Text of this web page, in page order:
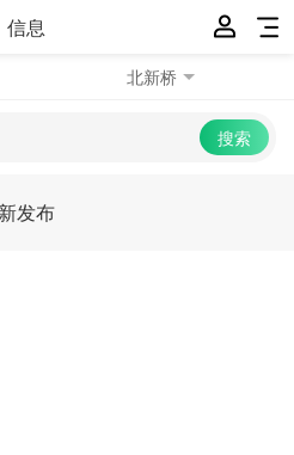
信息
北新桥
新发布